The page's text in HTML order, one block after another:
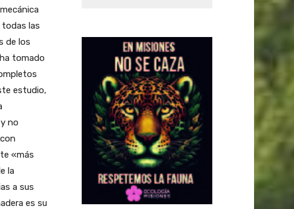
las
de los
tomado
estudio,
no
«más
la
a sus
es su